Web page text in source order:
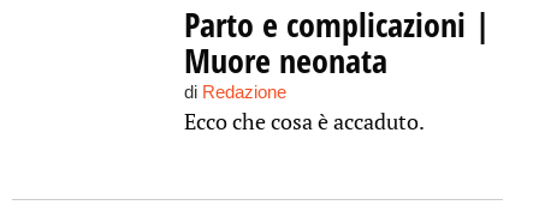
Parto e complicazioni |
Muore neonata
di Redazione
Ecco che cosa è accaduto.